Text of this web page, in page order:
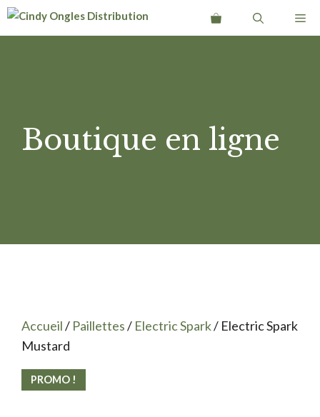
Aller
Boutique en ligne
Accueil/ Paillettes/ Electric Spark/ Electric Spark
Mustard
PROMO !